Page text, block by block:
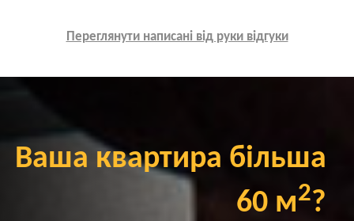
Переглянути написані від руки відгуки
Ваша квартира більша
60 м2?